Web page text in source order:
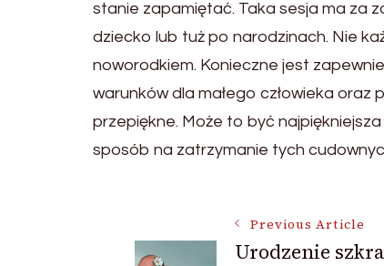
stanie zapamiętać. Taka sesja ma za
dziecko lub tuż po narodzinach. Nie
noworodkiem. Konieczne jest
warunków dla małego człowieka
przepiękne. Może to być
sposób na zatrzymanie tych
Post
Previous Article
Urodzenie